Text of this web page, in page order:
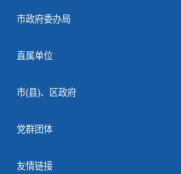
市政府委办局
直属单位
市(县)、区政府
党群团体
友情链接